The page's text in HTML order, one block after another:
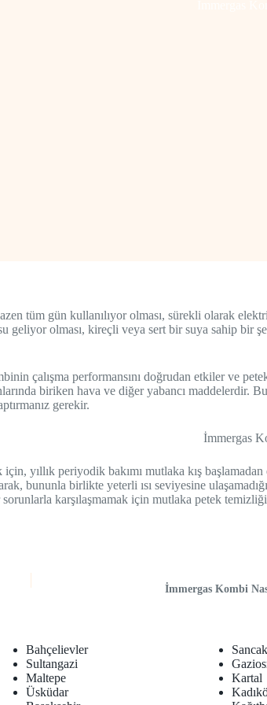
tüm gün kullanılıyor olması, sürekli olarak
geliyor olması, kireçli veya sert bir suya sahip
çalışma performansını doğrudan etkiler ve
biriken hava ve diğer yabancı
gerekir.
yıllık periyodik bakımı mutlaka kış
bununla birlikte yeterli ısı seviyesine
karşılaşmamak için mutlaka petek
İmmergas Kombi
Bahçelievler
Sultangazi
Maltepe
Üsküdar
Kartal